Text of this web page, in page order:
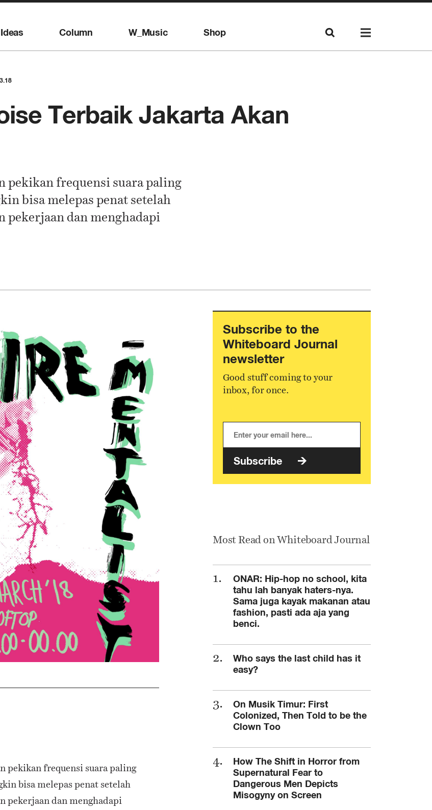
Ideas Column W_Music Shop
Terbaik Jakarta Akan
pekikan frequensi suara paling
bisa melepas penat setelah
pekerjaan dan menghadapi
pekikan frequensi suara paling
bisa melepas penat setelah
pekerjaan dan menghadapi
Subscribe to the
Whiteboard Journal
newsletter
Good stuff coming to your
inbox, for once.
Subscribe
Most Read on Whiteboard Journal
ONAR: Hip-hop no school, kita
tahu lah banyak haters-nya.
Sama juga kayak makanan atau
fashion, pasti ada aja yang
benci.
Who says the last child has it
easy?
On Musik Timur: First
Colonized, Then Told to be the
Clown Too
How The Shift in Horror from
Supernatural Fear to
Dangerous Men Depicts
Misogyny on Screen